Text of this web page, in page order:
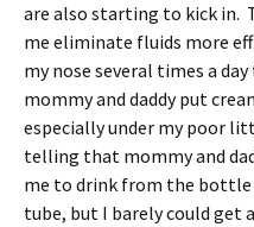
are also starting to kick in.
me eliminate fluids more
my nose several times a
mommy and daddy put
especially under my poor
telling that mommy and
me to drink from the
tube, but I barely could get